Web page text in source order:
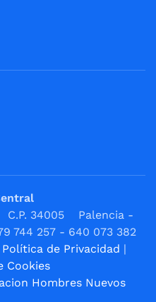
C.P. 34005 Palencia -
744 257 - 640 073 382
Política de Privacidad |
Cookies
Hombres Nuevos